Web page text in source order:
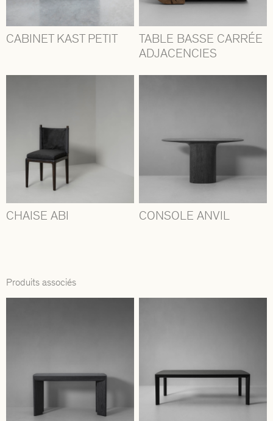
CABINET KAST PETIT
TABLE BASSE CARRÉE
ADJACENCIES
CHAISE ABI CONSOLE ANVIL
Produits associés